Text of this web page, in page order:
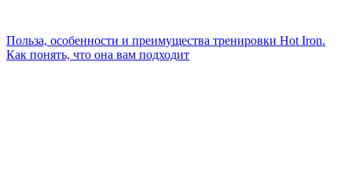
Польза, особенности и преимущества тренировки Hot Iron.
Как понять, что она вам подходит